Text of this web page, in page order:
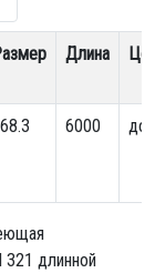
Длина
6000
321 длинной